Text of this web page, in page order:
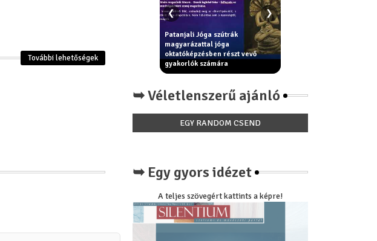
További lehetőségek
tanítások, melyek segítik az
önmegvalósítást - jóga filozófia
Patanjali Jóga szútrák
magyarázattal jóga
oktatóképzésben részt vevő
gyakorlók számára
❮ ❯
➥ Véletlenszerű ajánló
EGY RANDOM CSEND
➥ Egy gyors idézet
A teljes szövegért kattints a képre!